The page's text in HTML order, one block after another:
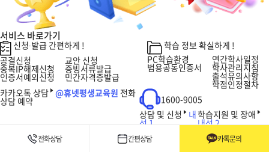
서비스 바로가기
신청∙발급 간편하게 !
공결신청
중복IP해제신청
인증서예외신청
교안 신청
증빙서류발급
민간자격증발급
학습 정보 확실하게 !
PC학습환경
범용공동인증서
연간학사일정
학사관리지침
출석유의사항
학점인정절차
카카오톡 상담 @휴넷평생교육원 전화
상담 예약
1600-9005
상담 및 신청 내
선 1
학습지원 및 장애
내선2
전화상담 간편상담 카톡문의